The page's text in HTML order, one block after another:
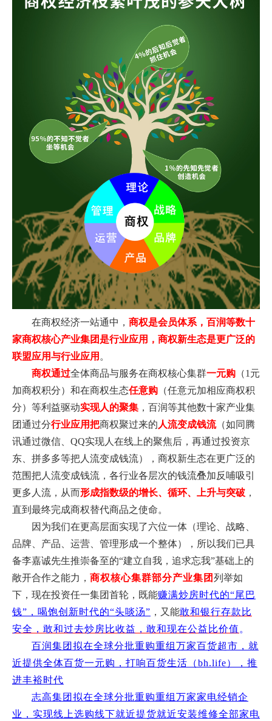
在商权经济一站通中， 商权是会员体系，百润等数十
家商权核心产业集团是行业应用，商权新生态是更广泛的
联盟应用与行业应用 。
商权通过全体商品与服务在商权核心集群一元购 （1元
加商权积分）和在商权生态任意购 （任意元加相应商权积
分）等利益驱动实现人的聚集 ，百润等其他数十家产业集
团通过分行业应用把商权聚过来的 人流变成钱流（如同腾
讯通过微信、QQ实现人在线上的聚焦后，再通过投资京
东、拼多多等把人流变成钱流），商权新生态在更广泛的
范围把人流变成钱流，各行业各层次的钱流叠加反哺吸引
更多人流，从而形成指数级的增长、循环、 上升与突破 ，
直到最终完成商权替代商品之使命。
因为我们在更高层面实现了六位一体（理论、战略、
品牌、产品、运营、管理形成一个整体），所以我们已具
备李嘉诚先生推崇备至的“建立自我，追求忘我”基础上的
敞开合作之能力， 商权核心集群部分产业集团 列举如
下，现在投资任一集团首轮，既能赚满炒房时代的“尾巴
钱”，喝饱创新时代的“头啖汤” ，又能敢和银行存款比
安全，敢和过去炒房比收益，敢和现在公益比价值 。
百润集团拟在全球分批重购重组万家百货超市，就
近提供全体百货一元购，打响百货生活（bh.life），推
进丰裕时代
志高集团拟在全球分批重购重组万家家电经销企
业，实现线上选购线下就近提货就近安装维修全部家电